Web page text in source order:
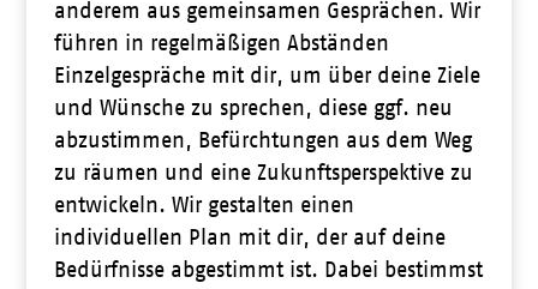
anderem aus gemeinsamen Gesprächen. Wir
führen in regelmäßigen Abständen
Einzelgespräche mit dir, um über deine Ziele
und Wünsche zu sprechen, diese ggf. neu
abzustimmen, Befürchtungen aus dem Weg
zu räumen und eine Zukunftsperspektive zu
entwickeln. Wir gestalten einen
individuellen Plan mit dir, der auf deine
Bedürfnisse abgestimmt ist. Dabei bestimmst